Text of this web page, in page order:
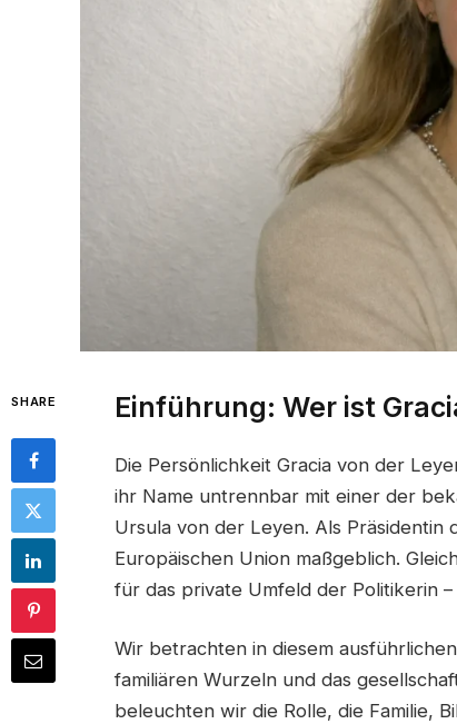
SHARE Einführung: Wer ist
Die Persönlichkeit Gracia von der
ihr Name untrennbar mit einer der
Ursula von der Leyen. Als Präsidentin
Europäischen Union maßgeblich.
für das private Umfeld der Politikerin
Wir betrachten in diesem
familiären Wurzeln und das
beleuchten wir die Rolle, die Familie,